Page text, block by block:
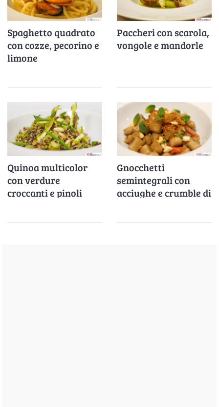
Spaghetto quadrato
con cozze, pecorino e
limone
Paccheri con scarola,
vongole e mandorle
Quinoa multicolor
con verdure
croccanti e pinoli
Gnocchetti
semintegrali con
acciughe e crumble di